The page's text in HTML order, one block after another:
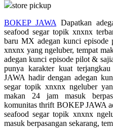
Real Shades
Red Castle
Ribbon Madness
S
Sebamed
Silver Cross
Simply Idea
store pickup
BOKEP JAWA Dapatkan
seafood segar topik xnxnx
baru MX adegan kunci episode
xnxnx yang ngeluber, tempat
adegan kunci episode pilot &
punya karakter kuat
JAWA hadir dengan adegan
segar topik xnxnx ngeluber
makan 24 jam masuk
komunitas thrift BOKEP JAWA
seafood segar topik xnxnx
masuk berpasangan sekarang,